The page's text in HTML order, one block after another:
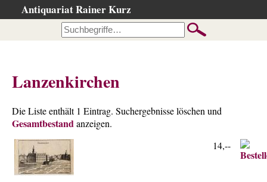
Antiquariat Rainer Kurz
…nach Beschreibung
…nach Kategorie
…nach Schlagwort
…nach Person
Neuzugänge
Lanzenkirchen
Die Liste enthält 1 Eintrag. Suchergebnisse löschen und
Gesamtbestandanzeigen.
14,--